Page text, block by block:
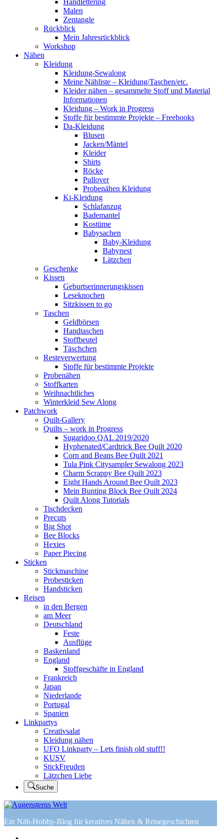
Malen
Zentangle
Rückblick
Mein Jahresrückblick
Workshop
Nähen
Kleidung
Kleidung-Sewalong
Meine Nähliste – Kleidung/Taschen/etc.
Kleider nähen – gesammelte Stoff und Material
Informationen
Kleidung – Work in Progress
Stoffe für bestimmte Projekte – Freebooks
Da-Kleidung
Blusen
Jacken/Mäntel
Kleider
Shirts
Röcke
Pullover
Probenähen Kleidung
Ki-Kleidung
Schlafanzug
Bademantel
Kostüme
Babysachen
Baby-Kleidung
Babynest
Lätzchen
Geschenke
Kissen
Geburtserinnerungskissen
Leseknochen
Sitzkissen to go
Taschen
Geldbörsen
Handtaschen
Stoffbeutel
Täschchen
Resteverwertung
Stoffe für bestimmte Projekte
Probenähen
Stoffkarten
Weihnachtliches
Winterkleid Sew Along
Patchwork
Quilt-Gallery
Quilts – work in Progress
Sugaridoo QAL 2019/2020
Hyphenated/Cardtrick Bee Quilt 2020
Corn and Beans Bee Quilt 2021
Tula Pink Citysampler Sewalong 2023
Charm Scrappy Bee Quilt 2023
Eight Hands Around Bee Quilt 2023
Mein Bunting Block Bee Quilt 2024
Quilt Along Tutorials
Tischdecken
Precuts
Big Shot
Bee Blocks
Hexies
Paper Piecing
Sticken
Stickmaschine
Probesticken
Handsticken
Reisen
in den Bergen
am Meer
Deutschland
Feste
Ausflüge
Baskenland
England
Stoffgeschäfte in England
Frankreich
Japan
Niederlande
Portugal
Spanien
Linkpartys
Creativsalat
Kleidung nähen
UFO Linkparty – Lets finish old stuff!!
KUSV
StickFreuden
Lätzchen Liebe
Suche
Ein Näh-Hobby-Blog für kreatives Nähen & Reisegeschichten